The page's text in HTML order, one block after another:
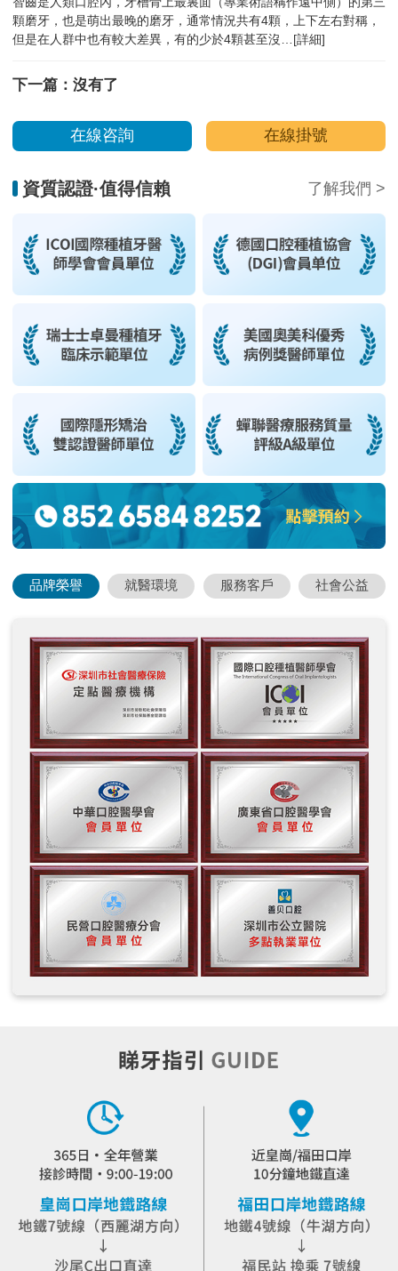
顆磨牙，也是萌出最晚的磨牙，通常情況共有4顆，上下左右對稱，
但是在人群中也有較大差異，有的少於4顆甚至沒… [詳細]
下一篇：沒有了
在線咨詢 在線掛號
資質認證·值得信賴 了解我們 >
品牌榮譽 就醫環境 服務客戶 社會公益